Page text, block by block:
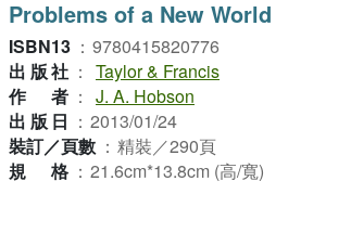
Problems of a New World
ISBN13 ： 9780415820776
出版社 ： Taylor & Francis
作者 ： J. A. Hobson
出版日 ： 2013/01/24
裝訂／頁數 ： 精裝／290頁
規格 ： 21.6cm*13.8cm (高/寬)